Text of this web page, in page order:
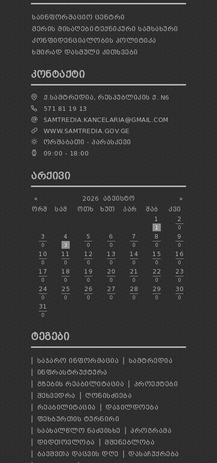
ᲡᲐᲘᲜᲤᲝᲠᲛᲐᲪᲘᲝ ᲪᲔᲜᲢᲠᲘ
ᲛᲔᲠᲘᲡ ᲛᲘᲡᲐᲦᲔᲑᲘᲢᲔᲥᲜᲘᲙᲣᲠᲘ ᲡᲐᲛᲡᲐᲮᲣᲠᲘ
ᲙᲝᲜᲤᲘᲓᲔᲜᲪᲘᲐᲚᲝᲑᲘᲡ ᲞᲝᲚᲘᲢᲘᲙᲐ
ᲮᲨᲘᲠᲐᲓ ᲓᲐᲡᲛᲣᲚᲘ ᲙᲘᲗᲮᲕᲔᲑᲘ
ᲙᲝᲜᲢᲐᲥᲢᲘ
Ქ.ᲡᲐᲛᲢᲠᲔᲓᲘᲐ, ᲠᲔᲡᲞᲣᲑᲚᲘᲙᲘᲡ Ქ. N6
571 81 19 13
SAMTREDIA.KANCELARIA@GMAIL.COM
WWW.SAMTREDIA.GOV.GE
ᲝᲠᲨᲐᲑᲐᲗᲘ - ᲞᲐᲠᲐᲡᲙᲔᲕᲘ
09:00 - 18:00
ᲐᲠᲥᲘᲕᲘ
« »
2026
ᲐᲒᲕᲘᲡᲢᲝ
ᲝᲠᲨ
ᲡᲐᲛ ᲝᲗᲮ ᲮᲣᲗ ᲞᲐᲠ ᲨᲐᲑ
ᲙᲕᲘ
1
1
2
0
3
0
4
3
5
0
6
0
7
0
8
0
9
0
10
0
11
0
12
0
13
0
14
0
15
0
16
0
17
0
18
0
19
0
20
0
21
0
22
0
23
0
24
0
25
0
26
0
27
0
28
0
29
0
30
0
31
0
ᲢᲔᲒᲔᲑᲘ
ᲡᲐᲯᲐᲠᲝ ᲘᲜᲤᲝᲠᲛᲐᲪᲘᲐ
ᲡᲐᲛᲢᲠᲔᲓᲘᲐ
ᲘᲜᲤᲠᲐᲡᲢᲠᲣᲥᲢᲣᲠᲐ
ᲒᲖᲔᲑᲘᲡ ᲠᲔᲐᲑᲘᲚᲘᲢᲐᲪᲘᲐ
ᲞᲠᲝᲔᲥᲢᲔᲑᲘ
ᲨᲔᲮᲕᲔᲓᲠᲐ
ᲦᲝᲜᲘᲡᲫᲘᲔᲑᲐ
ᲠᲔᲐᲑᲘᲚᲘᲢᲐᲪᲘᲐ
ᲓᲐᲯᲘᲚᲓᲝᲔᲑᲐ
ᲤᲔᲮᲑᲣᲠᲗᲘᲡ ᲢᲣᲠᲜᲘᲠᲘ
ᲡᲐᲐᲮᲐᲚᲬᲚᲝ ᲜᲐᲫᲕᲘᲡᲮᲔ
ᲞᲠᲝᲒᲠᲐᲛᲐ
ᲓᲘᲓᲗᲝᲕᲚᲝᲑᲐ
ᲛᲨᲔᲜᲔᲑᲚᲝᲑᲐ
ᲑᲐᲕᲨᲕᲗᲐ ᲓᲐᲪᲕᲘᲡ ᲓᲦᲔ
ᲓᲐᲡᲐᲩᲣᲥᲠᲔᲑᲐ